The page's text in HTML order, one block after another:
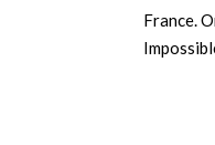
France.